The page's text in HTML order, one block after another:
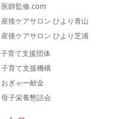
医師監修.com
産後ケアサロン ひより青山
産後ケアサロン ひより芝浦
子育て支援団体
子育て支援機構
おぎゃー献金
母子栄養懇話会